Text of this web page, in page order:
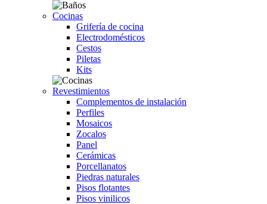
Cocinas
Grifería de cocina
Electrodomésticos
Cestos
Piletas
Kits
Revestimientos
Complementos de instalación
Perfiles
Mosaicos
Zocalos
Panel
Cerámicas
Porcellanatos
Piedras naturales
Pisos flotantes
Pisos vinilicos